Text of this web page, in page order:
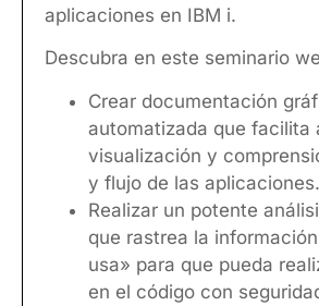
aplicaciones en IBM i.
Descubra en este seminario
Crear documentación
automatizada que facilita
visualización y
y flujo de las aplicaciones.
Realizar un potente
que rastrea la
usa» para que pueda
en el código con